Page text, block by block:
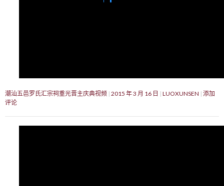
潮汕五邑罗氏汇宗祠重光晋主庆典视频 2015 年 3 月 16 日 LUOXUNSEN 添加
评论